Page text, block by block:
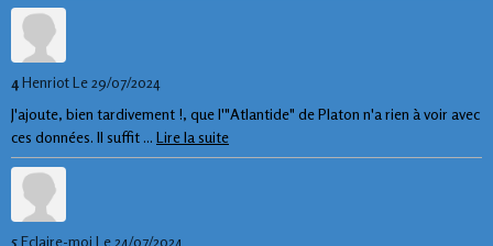
4HenriotLe 29/07/2024
J'ajoute, bien tardivement !, que l'"Atlantide" de Platon n'a rien à voir avec
ces données. Il suffit ... Lire la suite
5Eclaire-moi Le 24/07/2024